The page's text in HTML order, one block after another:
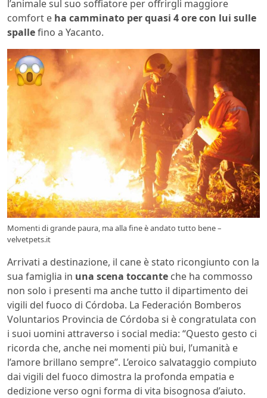
l’animale sul suo soffiatore per offrirgli maggiore
comfort e ha camminato per quasi 4 ore con lui sulle
spallefino a Yacanto.
Momenti di grande paura, ma alla fine è andato tutto bene –
velvetpets.it
Arrivati a destinazione, il cane è stato ricongiunto con la
sua famiglia in una scena toccante che ha commosso
non solo i presenti ma anche tutto il dipartimento dei
vigili del fuoco di Córdoba. La Federación Bomberos
Voluntarios Provincia de Córdoba si è congratulata con
i suoi uomini attraverso i social media: “Questo gesto ci
ricorda che, anche nei momenti più bui, l’umanità e
l’amore brillano sempre”. L’eroico salvataggio compiuto
dai vigili del fuoco dimostra la profonda empatia e
dedizione verso ogni forma di vita bisognosa d’aiuto.